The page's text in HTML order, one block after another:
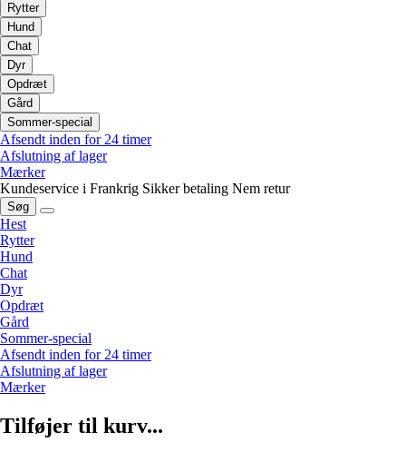
Rytter
Hund
Chat
Dyr
Opdræt
Gård
Sommer-special
Afsendt inden for 24 timer
Afslutning af lager
Mærker
Kundeservice i Frankrig Sikker betaling Nem retur
Søg
Hest
Rytter
Hund
Chat
Dyr
Opdræt
Gård
Sommer-special
Afsendt inden for 24 timer
Afslutning af lager
Mærker
Tilføjer til kurv...